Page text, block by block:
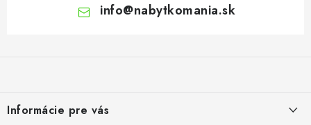
info@nabytkomania.sk
äInformácie pre vás